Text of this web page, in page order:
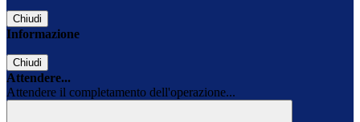
Chiudi
Informazione
Chiudi
Attendere...
Attendere il completamento dell'operazione...